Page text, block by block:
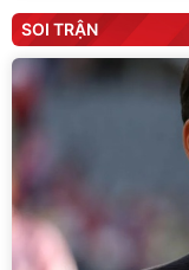
SOI TRẬN